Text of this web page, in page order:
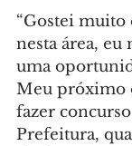
“Gostei muito
nesta área, eu
uma
Meu próximo
fazer
Prefeitura,